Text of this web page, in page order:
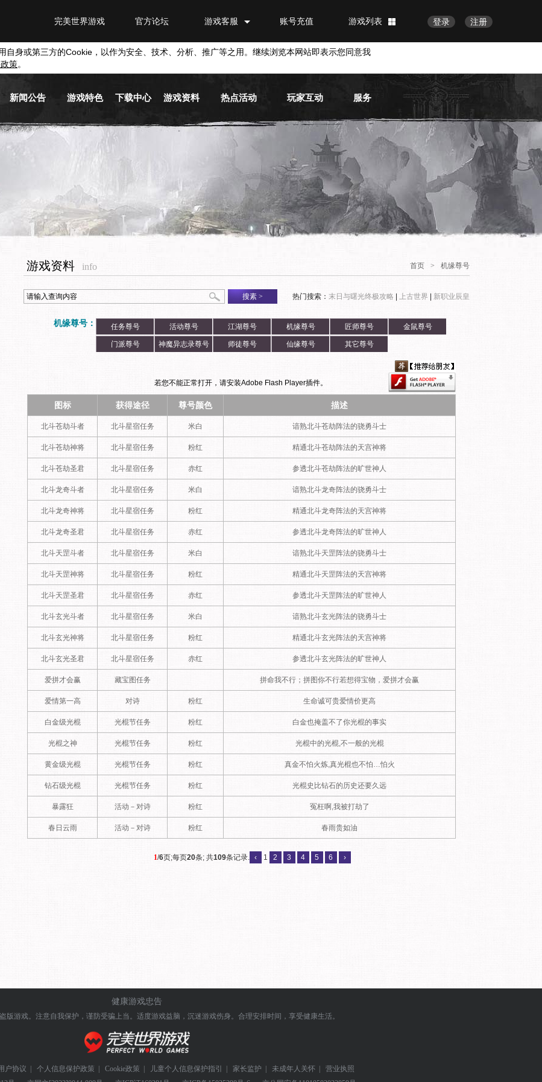
注册
登录
游戏列表
账号充值
游戏客服
官方论坛
完美世界游戏
自身或第三方的Cookie ，以作为安全、技术、分析、推广等之用。继续浏览本网站即表示您同意我
政策。
新闻公告 游戏特色 下载中心 游戏资料 热点活动 玩家互动 服务
游戏新闻
活动信息
游戏背景
职业介绍
新手指南
活动专区
兑换平台
官方微博
常见问题
物品找回
账号安全
VIP会员
首页 > 机缘尊号
游戏资料 info
热门搜索： 末日与曙光终极攻略 上古世界 新职业辰皇
搜素 >
机缘尊号： 任务尊号 活动尊号 江湖尊号 机缘尊号 匠师尊号 金鼠尊号
门派尊号 神魔异志录尊号 师徒尊号 仙缘尊号 其它尊号
若您不能正常打开，请安装Adobe Flash Player插件。
图标 获得途径 尊号颜色 描述
北斗苍劫斗者 北斗星宿任务 米白 谙熟北斗苍劫阵法的骁勇斗士
北斗苍劫神将 北斗星宿任务 粉红 精通北斗苍劫阵法的天宫神将
北斗苍劫圣君 北斗星宿任务 赤红 参透北斗苍劫阵法的旷世神人
北斗龙奇斗者 北斗星宿任务 米白 谙熟北斗龙奇阵法的骁勇斗士
北斗龙奇神将 北斗星宿任务 粉红 精通北斗龙奇阵法的天宫神将
北斗龙奇圣君 北斗星宿任务 赤红 参透北斗龙奇阵法的旷世神人
北斗天罡斗者 北斗星宿任务 米白 谙熟北斗天罡阵法的骁勇斗士
北斗天罡神将 北斗星宿任务 粉红 精通北斗天罡阵法的天宫神将
北斗天罡圣君 北斗星宿任务 赤红 参透北斗天罡阵法的旷世神人
北斗玄光斗者 北斗星宿任务 米白 谙熟北斗玄光阵法的骁勇斗士
北斗玄光神将 北斗星宿任务 粉红 精通北斗玄光阵法的天宫神将
北斗玄光圣君 北斗星宿任务 赤红 参透北斗玄光阵法的旷世神人
爱拼才会赢 藏宝图任务 拼命我不行；拼图你不行若想得宝物，爱拼才会赢
爱情第一高 对诗 粉红 生命诚可贵爱情价更高
白金级光棍 光棍节任务 粉红 白金也掩盖不了你光棍的事实
光棍之神 光棍节任务 粉红 光棍中的光棍,不一般的光棍
黄金级光棍 光棍节任务 粉红 真金不怕火炼,真光棍也不怕…怕火
钻石级光棍 光棍节任务 粉红 光棍史比钻石的历史还要久远
暴露狂 活动－对诗 粉红 冤枉啊,我被打劫了
春日云雨 活动－对诗 粉红 春雨贵如油
1/6页;每页20条; 共109条记录. ‹ 1 2 3 4 5 6 ›
健康游戏忠告
版游戏。注意自我保护，谨防受骗上当。 适度游戏益脑，沉迷游戏伤身。合理安排时间，享受健康生活。
户协议 | 个人信息保护政策 | Cookie政策 | 儿童个人信息保护指引 | 家长监护 | 未成年人关怀 |
营业执照